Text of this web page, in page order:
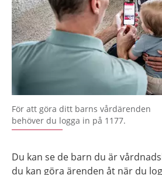
För att göra ditt barns vårdärenden
behöver du logga in på 1177.
Du kan se de barn du är
du kan göra ärenden åt när du